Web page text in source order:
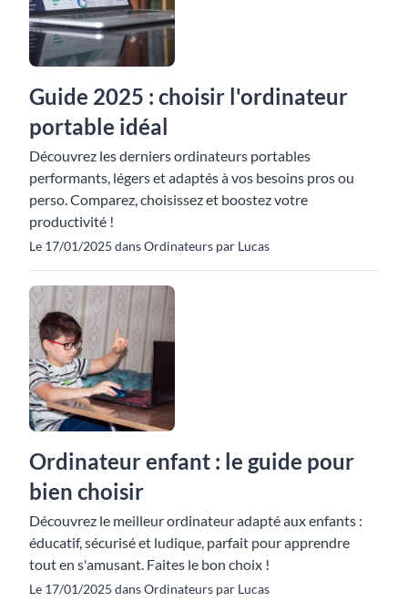
Guide 2025 : choisir l'ordinateur
portable idéal
Découvrez les derniers ordinateurs portables
performants, légers et adaptés à vos besoins pros ou
perso. Comparez, choisissez et boostez votre
productivité !
Le 17/01/2025 dans Ordinateurs par Lucas
Ordinateur enfant : le guide pour
bien choisir
Découvrez le meilleur ordinateur adapté aux enfants :
éducatif, sécurisé et ludique, parfait pour apprendre
tout en s'amusant. Faites le bon choix !
Le 17/01/2025 dans Ordinateurs par Lucas